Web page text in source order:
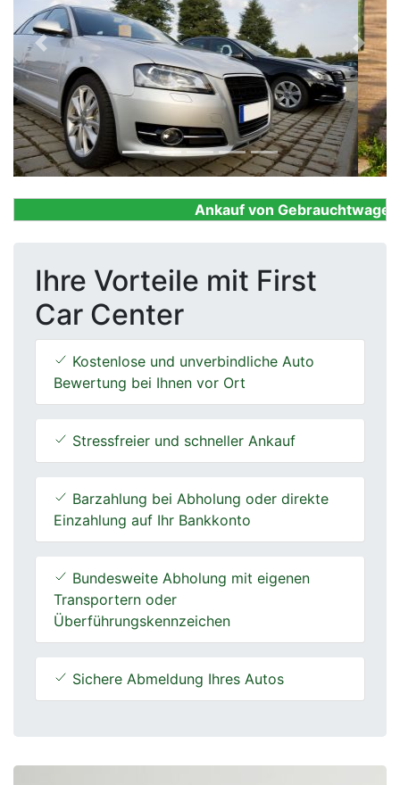
Previous Next
Ankauf von
Ihre Vorteile mit First
Car Center
Kostenlose und unverbindliche Auto
Bewertung bei Ihnen vor Ort
Stressfreier und schneller Ankauf
Barzahlung bei Abholung oder direkte
Einzahlung auf Ihr Bankkonto
Bundesweite Abholung mit eigenen
Transportern oder
Überführungskennzeichen
Sichere Abmeldung Ihres Autos